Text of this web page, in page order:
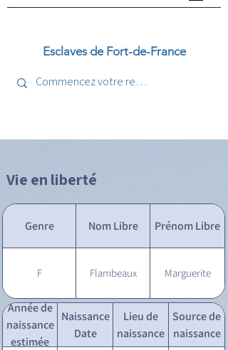
Esclaves de Fort-de-France
Vie en liberté
Genre Nom Libre Prénom Libre
F Flambeaux Marguerite
Année de
naissance
estimée
Naissance
Date
Lieu de
naissance
Source de
naissance